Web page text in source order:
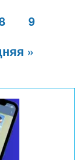
9
»